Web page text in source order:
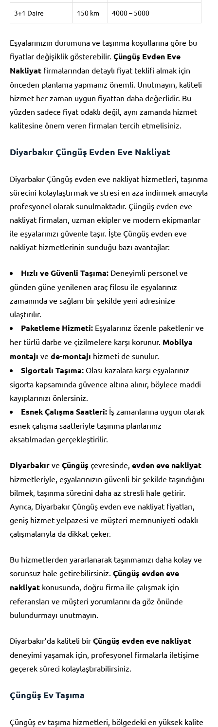
3+1 Daire 150 km 4000 – 5000
Eşyalarınızın durumuna ve taşınma koşullarına göre bu
fiyatlar değişiklik gösterebilir. Çüngüş Evden Eve
Nakliyat firmalarından detaylı fiyat teklifi almak için
önceden planlama yapmanız önemli. Unutmayın, kaliteli
hizmet her zaman uygun fiyattan daha değerlidir. Bu
yüzden sadece fiyat odaklı değil, aynı zamanda hizmet
kalitesine önem veren firmaları tercih etmelisiniz.
Diyarbakır Çüngüş Evden Eve Nakliyat
Diyarbakır Çüngüş evden eve nakliyat hizmetleri, taşınma
sürecini kolaylaştırmak ve stresi en aza indirmek amacıyla
profesyonel olarak sunulmaktadır. Çüngüş evden eve
nakliyat firmaları, uzman ekipler ve modern ekipmanlar
ile eşyalarınızı güvenle taşır. İşte Çüngüş evden eve
nakliyat hizmetlerinin sunduğu bazı avantajlar:
Hızlı ve Güvenli Taşıma: Deneyimli personel ve
günden güne yenilenen araç filosu ile eşyalarınız
zamanında ve sağlam bir şekilde yeni adresinize
ulaştırılır.
Paketleme Hizmeti: Eşyalarınız özenle paketlenir ve
her türlü darbe ve çizilmelere karşı korunur. Mobilya
montajı ve de-montajı hizmeti de sunulur.
Sigortalı Taşıma: Olası kazalara karşı eşyalarınız
sigorta kapsamında güvence altına alınır, böylece maddi
kayıplarınızı önlersiniz.
Esnek Çalışma Saatleri: İş zamanlarına uygun olarak
esnek çalışma saatleriyle taşınma planlarınız
aksatılmadan gerçekleştirilir.
Diyarbakır ve Çüngüş çevresinde, evden eve nakliyat
hizmetleriyle, eşyalarınızın güvenli bir şekilde taşındığını
bilmek, taşınma sürecini daha az stresli hale getirir.
Ayrıca, Diyarbakır Çüngüş evden eve nakliyat fiyatları,
geniş hizmet yelpazesi ve müşteri memnuniyeti odaklı
çalışmalarıyla da dikkat çeker.
Bu hizmetlerden yararlanarak taşınmanızı daha kolay ve
sorunsuz hale getirebilirsiniz. Çüngüş evden eve
nakliyat konusunda, doğru firma ile çalışmak için
referansları ve müşteri yorumlarını da göz önünde
bulundurmayı unutmayın.
Diyarbakır’da kaliteli bir Çüngüş evden eve nakliyat
deneyimi yaşamak için, profesyonel firmalarla iletişime
geçerek süreci kolaylaştırabilirsiniz.
Çüngüş Ev Taşıma
Çüngüş ev taşıma hizmetleri, bölgedeki en yüksek kalite